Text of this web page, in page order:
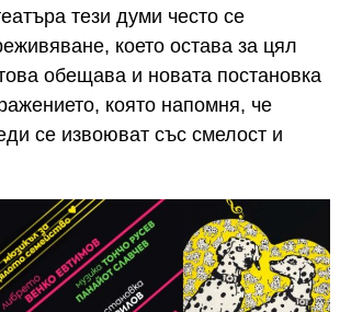
тези думи често се
което остава за цял
обещава и новата постановка
която напомня, че
се извоюват със смелост и